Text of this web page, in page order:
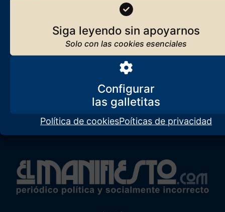
Siga leyendo sin apoyarnos
Configurar
Política de cookiesPoíticas de privacidad